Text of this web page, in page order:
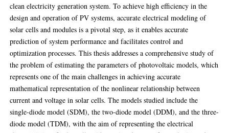
clean electricity generation system. To achieve high efficiency in the
design and operation of PV systems, accurate electrical modeling of
solar cells and modules is a pivotal step, as it enables accurate
prediction of system performance and facilitates control and
optimization processes. This thesis addresses a comprehensive study of
the problem of estimating the parameters of photovoltaic models, which
represents one of the main challenges in achieving accurate
mathematical representation of the nonlinear relationship between
current and voltage in solar cells. The models studied include the
single-diode model (SDM), the two-diode model (DDM), and the three-
diode model (TDM), with the aim of representing the electrical